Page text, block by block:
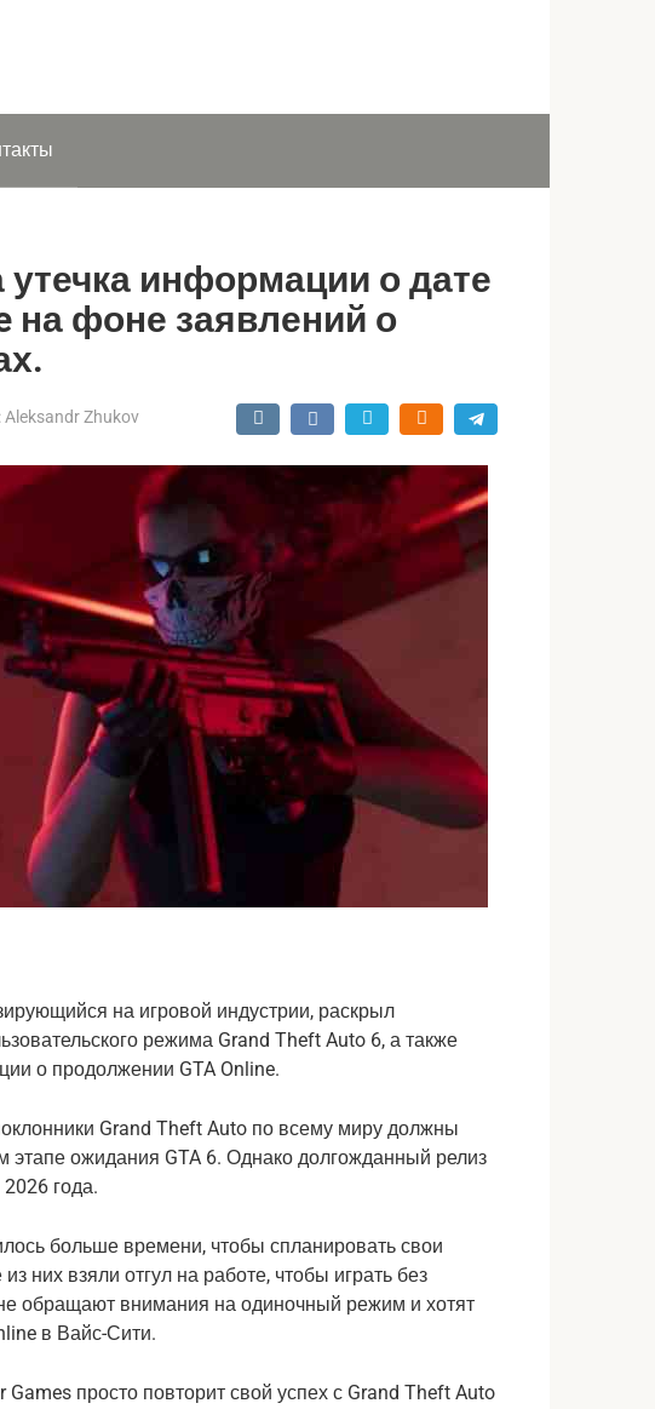
информации о дате
на фоне заявлений о
Aleksandr Zhukov
на игровой индустрии, раскрыл
режима Grand Theft Auto 6, а также
о продолжении GTA Online.
Grand Theft Auto по всему миру должны
ожидания GTA 6. Однако долгожданный релиз
года.
больше времени, чтобы спланировать свои
них взяли отгул на работе, чтобы играть без
обращают внимания на одиночный режим и хотят
в Вайс-Сити.
просто повторит свой успех с Grand Theft Auto